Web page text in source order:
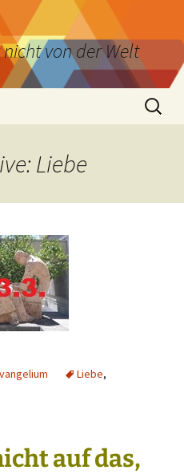
von der Welt
Suchen
nach:
Liebe
Liebe,
auf das,